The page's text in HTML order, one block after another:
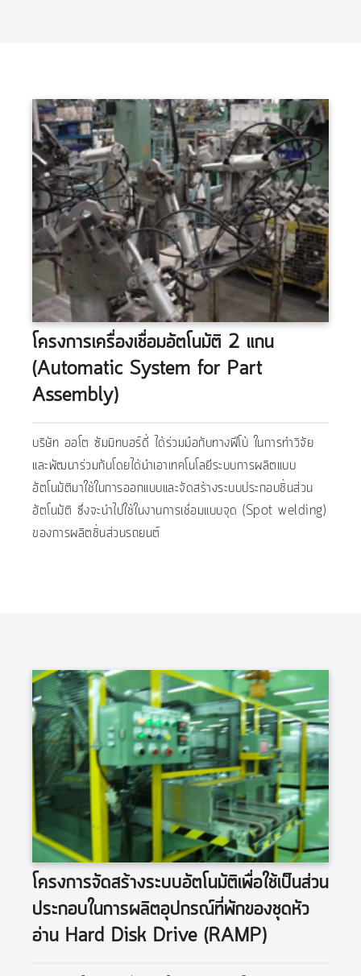
โครงการเครื่องเชื่อมอัตโนมัติ 2 แกน
(Automatic System for Part
Assembly)
บริษัท ออโต ซัมมิทบอร์ดี้ ได้ร่วมมือกับทางฟีโบ้ ในการทำวิจัย
และพัฒนาร่วมกันโดยได้นำเอาเทคโนโลยีระบบการผลิตแบบ
อัตโนมัติมาใช้ในการออกแบบและจัดสร้างระบบประกอบชิ้นส่วน
อัตโนมัติ ซึ่งจะนำไปใช้ในงานการเชื่อมแบบจุด (Spot welding)
ของการผลิตชิ้นส่วนรถยนต์
โครงการจัดสร้างระบบอัตโนมัติเพื่อใช้เป็นส่วน
ประกอบในการผลิตอุปกรณ์ที่พักของชุดหัว
อ่าน Hard Disk Drive (RAMP)